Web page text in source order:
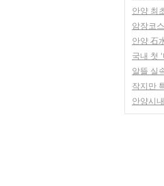
안양 최
암장코
안양 石
국내 첫
알뜰 실
작지만
안양시